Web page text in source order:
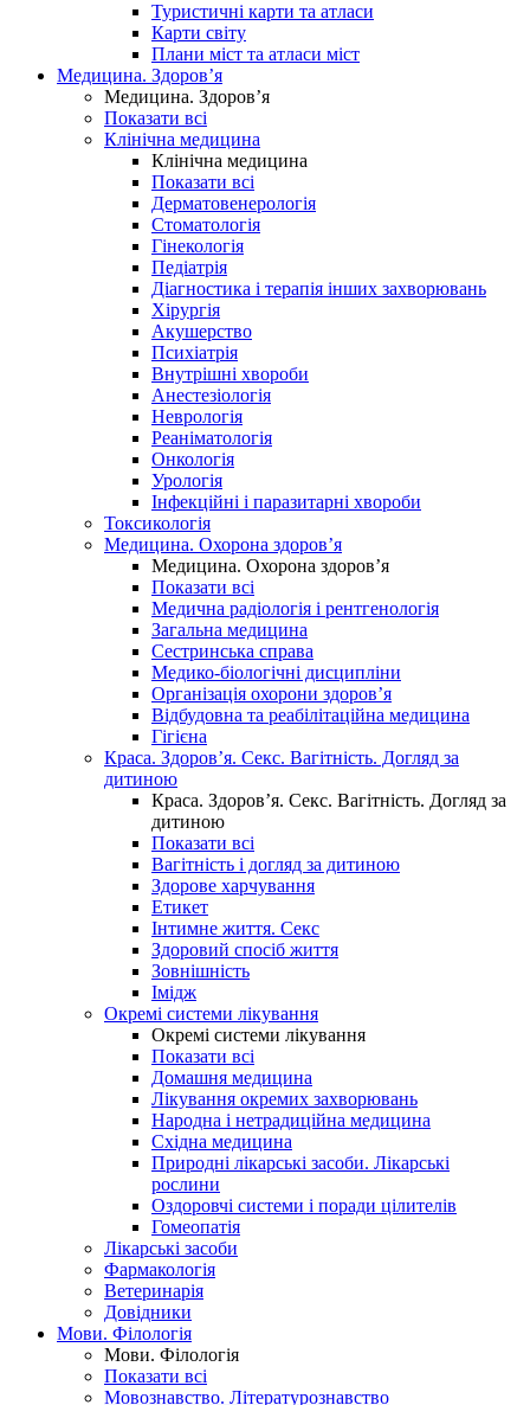
Туристичні карти та атласи
Карти світу
Плани міст та атласи міст
Медицина. Здоров’я
Медицина. Здоров’я
Показати всі
Клінічна медицина
Клінічна медицина
Показати всі
Дерматовенерологія
Стоматологія
Гінекологія
Педіатрія
Діагностика і терапія інших захворювань
Хірургія
Акушерство
Психіатрія
Внутрішні хвороби
Анестезіологія
Неврологія
Реаніматологія
Онкологія
Урологія
Інфекційні і паразитарні хвороби
Токсикологія
Медицина. Охорона здоров’я
Медицина. Охорона здоров’я
Показати всі
Медична радіологія і рентгенологія
Загальна медицина
Сестринська справа
Медико-біологічні дисципліни
Організація охорони здоров’я
Відбудовна та реабілітаційна медицина
Гігієна
Краса. Здоров’я. Секс. Вагітність. Догляд за
дитиною
Краса. Здоров’я. Секс. Вагітність. Догляд за
дитиною
Показати всі
Вагітність і догляд за дитиною
Здорове харчування
Етикет
Інтимне життя. Секс
Здоровий спосіб життя
Зовнішність
Імідж
Окремі системи лікування
Окремі системи лікування
Показати всі
Домашня медицина
Лікування окремих захворювань
Народна і нетрадиційна медицина
Східна медицина
Природні лікарські засоби. Лікарські
рослини
Оздоровчі системи і поради цілителів
Гомеопатія
Лікарські засоби
Фармакологія
Ветеринарія
Довідники
Мови. Філологія
Мови. Філологія
Показати всі
Мовознавство. Літературознавство